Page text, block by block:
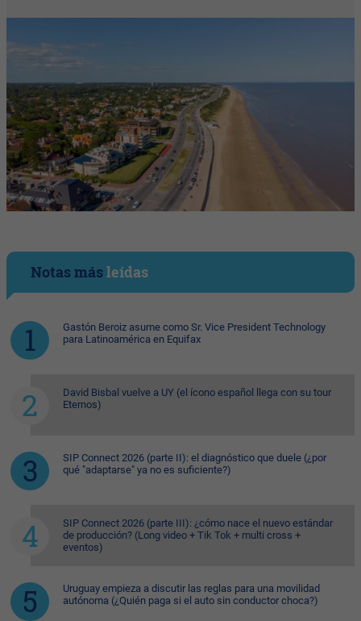
Notas másleídas
Gastón Beroiz asume como Sr. Vice President Technology
para Latinoamérica en Equifax
David Bisbal vuelve a UY (el ícono español llega con su tour
Eternos)
SIP Connect 2026 (parte II): el diagnóstico que duele (¿por
qué "adaptarse" ya no es suficiente?)
SIP Connect 2026 (parte III): ¿cómo nace el nuevo estándar
de producción? (Long video + Tik Tok + multi cross +
eventos)
Uruguay empieza a discutir las reglas para una movilidad
autónoma (¿Quién paga si el auto sin conductor choca?)